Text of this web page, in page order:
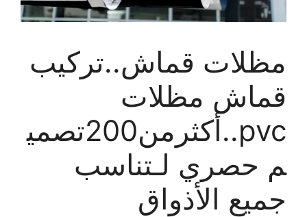
مظلات قماش..تركيب
قماش مظلات
pvc..أكثرمن200تصمي
م حصري لـتناسب
جميع الأذواق